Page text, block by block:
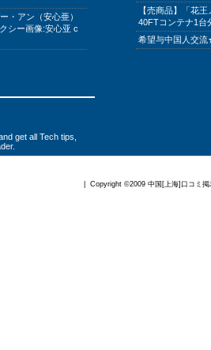
・アン（安心亜）
シー画像:安心亚 c
【売商品】「花
40FTコンテナ1台
希望与中国人交
get all Tech tips,
| Copyright ©2009 中国[上海]口コミ掲